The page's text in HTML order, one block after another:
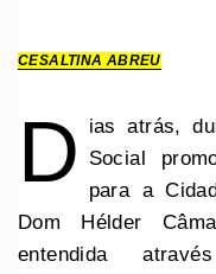
CESALTINA ABREU
D
ias atrás,
Social
para a
Dom Hélder
entendida